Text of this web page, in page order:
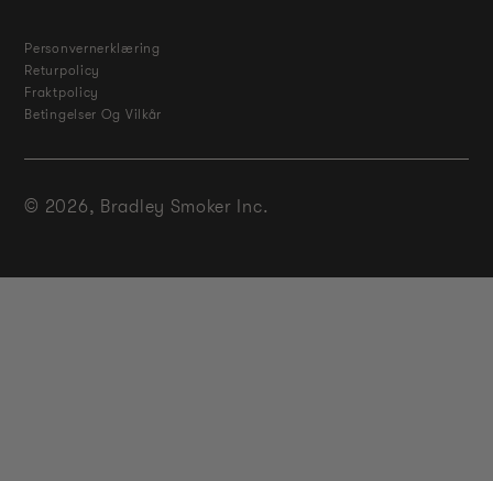
Personvernerklæring
Returpolicy
Fraktpolicy
Betingelser Og Vilkår
© 2026, Bradley Smoker Inc.